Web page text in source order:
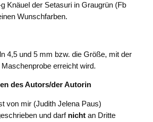
Knäuel der Setasuri in Graugrün (Fb
Wunschfarben.
4,5 und 5 mm bzw. die Größe, mit der
erreicht wird.
des Autors/der Autorin
von mir (Judith Jelena Paus)
und darf nichtan Dritte